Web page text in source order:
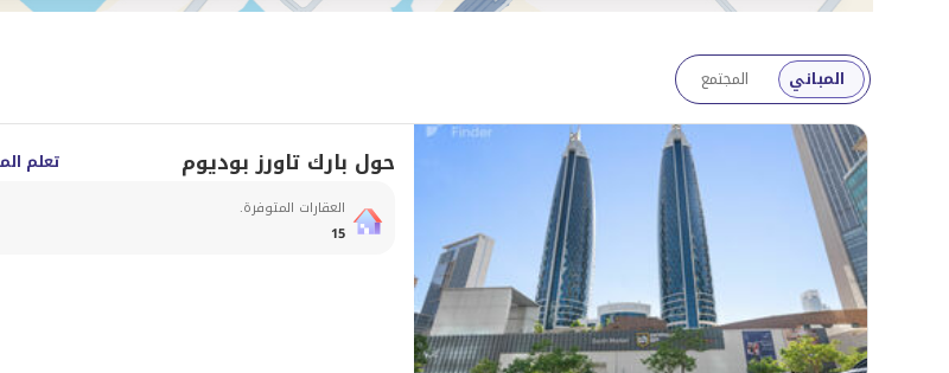
يحتوي مستوى البوديوم على أماكن لوقوف السيارات بالإضافة إلى مساحات
الخدمات في أبراج بارك. خدمات بيع/شراء/إدارة العقارات، محلات التجزئة، وخدمات تأجير المكاتب، عقود الإيجار في
المالي العالمي، تسجيل الإيجار في مركز دبي المالي العالمي، تسجيل الملكية في مركز دبي المالي العالمي،
الشركة في مركز دبي المالي العالمي
المباني المجتمع
حول بارك تاورز بوديوم تعلم
العقارات المتوفرة.
15